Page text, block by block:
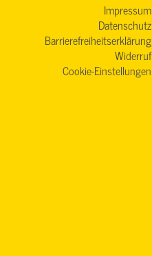
Impressum
Datenschutz
Barrierefreiheitserklärung
Widerruf
Cookie-Einstellungen